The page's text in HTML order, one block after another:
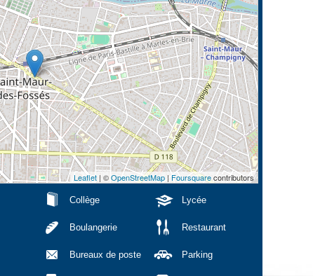
Leaflet | ©OpenStreetMap | Foursquarecontributors
Collège Lycée
Boulangerie Restaurant
Bureaux de poste Parking